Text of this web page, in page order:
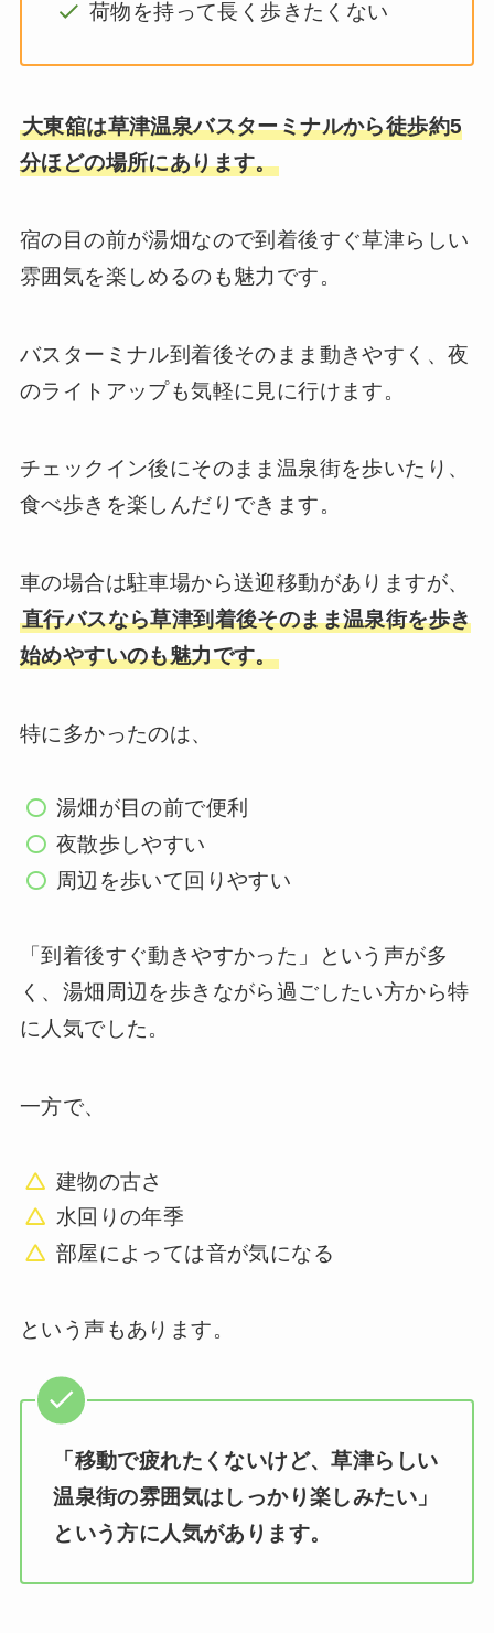
荷物を持って長く歩きたくない
大東舘は草津温泉バスターミナルから徒歩約5
分ほどの場所にあります。
宿の目の前が湯畑なので到着後すぐ草津らしい
雰囲気を楽しめるのも魅力です。
バスターミナル到着後そのまま動きやすく、夜
のライトアップも気軽に見に行けます。
チェックイン後にそのまま温泉街を歩いたり、
食べ歩きを楽しんだりできます。
車の場合は駐車場から送迎移動がありますが、
直行バスなら草津到着後そのまま温泉街を歩き
始めやすいのも魅力です。
特に多かったのは、
湯畑が目の前で便利
夜散歩しやすい
周辺を歩いて回りやすい
「到着後すぐ動きやすかった」という声が多
く、湯畑周辺を歩きながら過ごしたい方から特
に人気でした。
一方で、
建物の古さ
水回りの年季
部屋によっては音が気になる
という声もあります。
「移動で疲れたくないけど、草津らしい
温泉街の雰囲気はしっかり楽しみたい」
という方に人気があります。